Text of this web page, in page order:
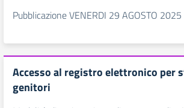
Pubblicazione VENERDI 29 AGOSTO
Accesso al registro elettronico per
genitori